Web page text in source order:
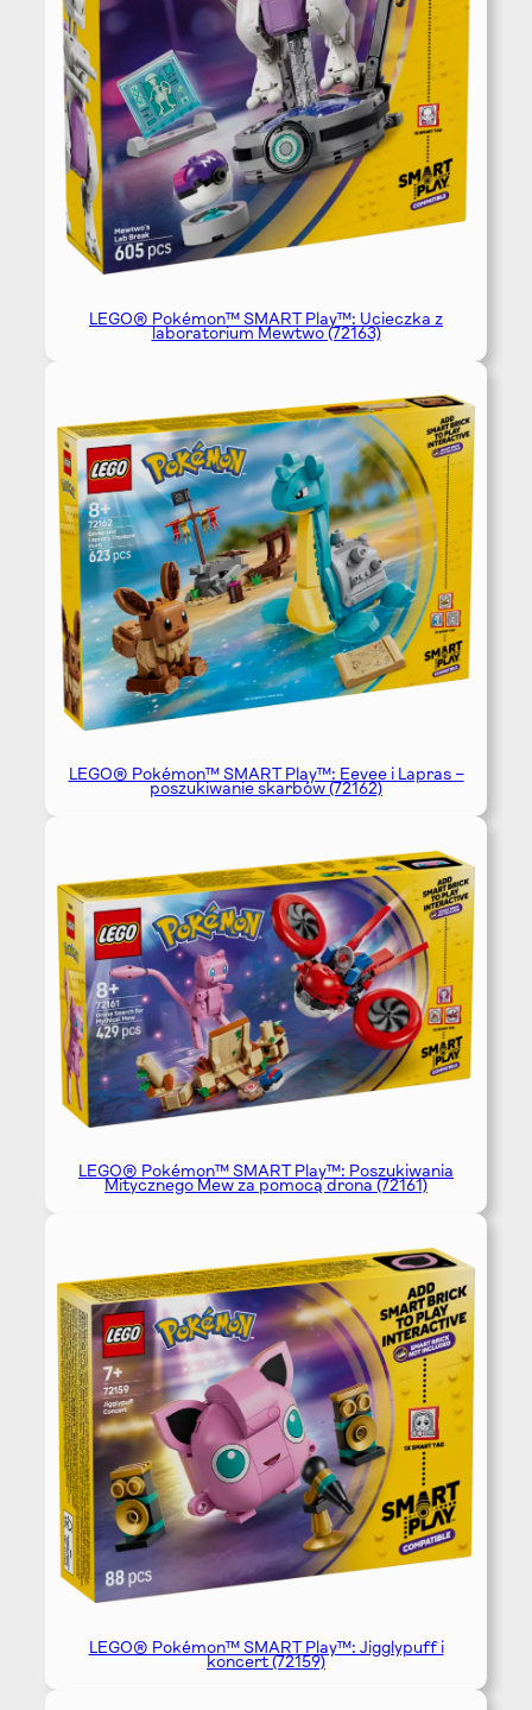
LEGO® Pokémon™ SMART Play™: Ucieczka z
laboratorium Mewtwo (72163)
LEGO® Pokémon™ SMART Play™: Eevee i Lapras –
poszukiwanie skarbów (72162)
LEGO® Pokémon™ SMART Play™: Poszukiwania
Mitycznego Mew za pomocą drona (72161)
LEGO® Pokémon™ SMART Play™: Jigglypuff i
koncert (72159)